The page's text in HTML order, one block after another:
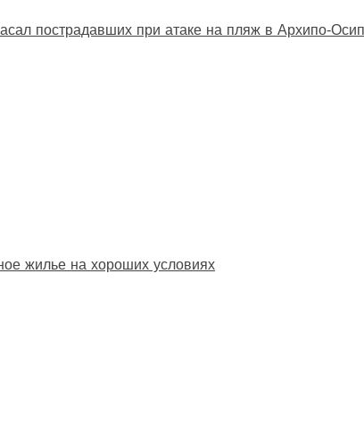
пострадавших при атаке на пляж в
жилье на хороших условиях